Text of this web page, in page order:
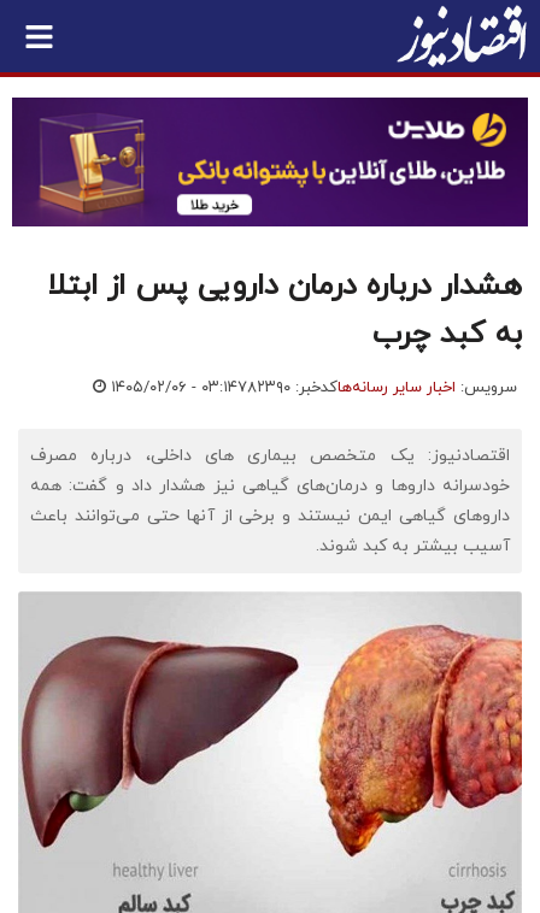
هشدار درباره درمان دارویی پس از ابتلا
به کبد چرب
سرویس: اخبار سایر رسانه‌هاکدخبر: ۷۸۲۳۹۰ ۱۴۰۵/۰۲/۰۶ - ۰۳:۱۴
اقتصادنیوز: یک متخصص بیماری های داخلی، درباره مصرف
خودسرانه داروها و درمان‌های گیاهی نیز هشدار داد و گفت: همه
داروهای گیاهی ایمن نیستند و برخی از آنها حتی می‌توانند باعث
آسیب بیشتر به کبد شوند.